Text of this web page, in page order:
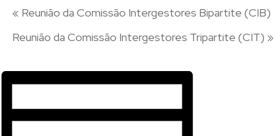
« Reunião da Comissão Intergestores Bipartite (CIB)
Reunião da Comissão Intergestores Tripartite (CIT) »